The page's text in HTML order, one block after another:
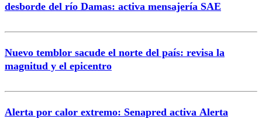
desborde del río Damas: activa mensajería SAE
Nuevo temblor sacude el norte del país: revisa la
magnitud y el epicentro
Alerta por calor extremo: Senapred activa Alerta